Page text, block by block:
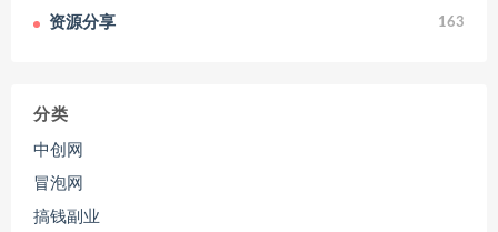
资源分享 163
分类
中创网
冒泡网
搞钱副业